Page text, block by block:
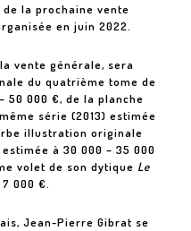
la prochaine vente
en juin 2022.
vente générale, sera
du quatrième tome de
50 000 €, de la planche
série (2013) estimée
illustration originale
à 30 000 – 35 000
volet de son dytique Le
000 €.
Jean-Pierre Gibrat se